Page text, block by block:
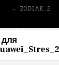
← ZODIAK_2